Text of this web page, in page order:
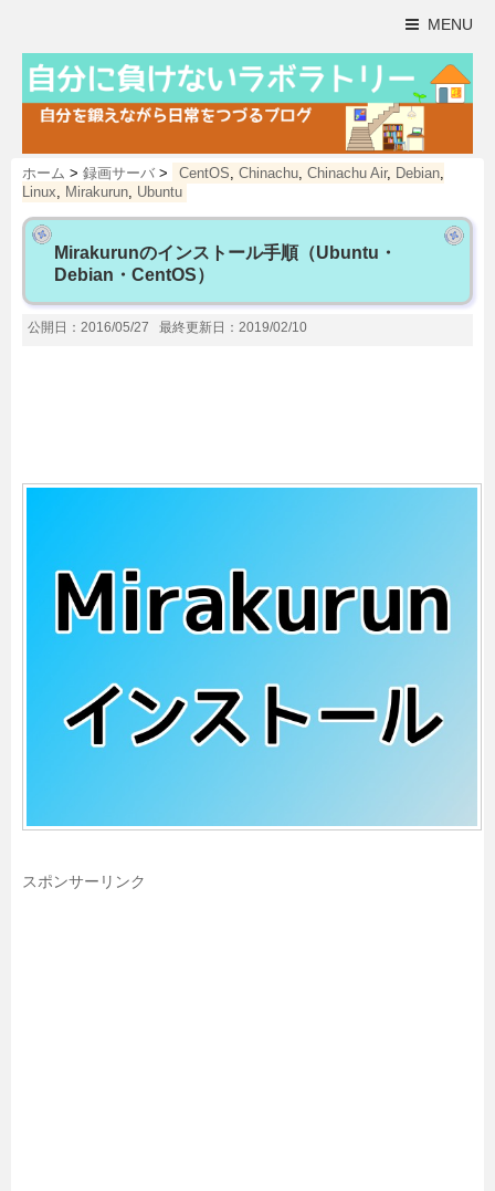
MENU
ホーム > 録画サーバ > CentOS Chinachu Chinachu Air, Debian
Linux
Mirakurun Ubuntu
Mirakurunのインストール手順（Ubuntu・
Debian・CentOS）
公開日：2016/05/27 最終更新日：2019/02/10
スポンサーリンク